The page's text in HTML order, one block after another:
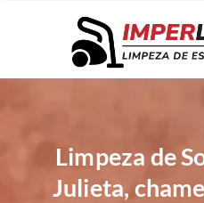
Limpeza de
Julieta,